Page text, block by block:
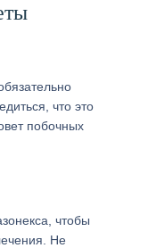
что это
побочных
чтобы
Не